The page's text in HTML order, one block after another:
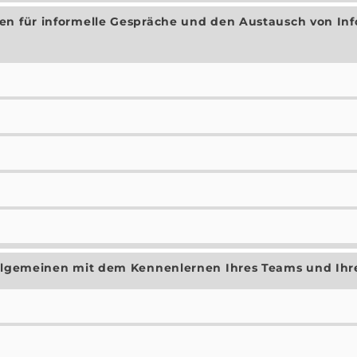
für informelle Gespräche und den Austausch von
mit dem Kennenlernen Ihres Teams und